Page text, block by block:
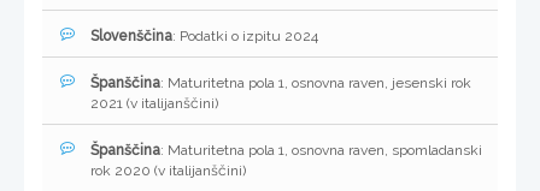
Slovenščina: Podatki o izpitu 2024
Španščina: Maturitetna pola 1, osnovna raven, jesenski rok
2021 (v italijanščini)
Španščina: Maturitetna pola 1, osnovna raven, spomladanski
rok 2020 (v italijanščini)